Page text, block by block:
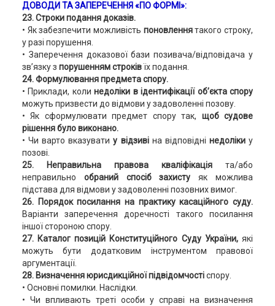
ДОВОДИ ТА ЗАПЕРЕЧЕННЯ «ПО ФОРМІ»:
23. Строки подання доказів.
• Як забезпечити можливість поновленнятакого строку,
у разі порушення.
• Заперечення доказової бази позивача/відповідача у
зв’язку з порушенням строківїх подання.
24. Формулювання предмета спору.
• Приклади, колинедоліки в ідентифікації об’єкта спору
можуть призвести до відмови у задоволенні позову.
• Як сформулювати предмет спору так, щоб судове
рішення було виконано.
• Чи варто вказуватиу відзиві на відповідні недолікиу
позові.
25. Неправильна правова кваліфікаціята/або
неправильно обраний спосіб захистуяк можлива
підстава для відмови у задоволенні позовних вимог.
26. Порядок посилання на практику касаційного суду.
Варіанти заперечення доречності такого посилання
іншої стороною спору.
27. Каталог позицій Конституційного Суду України,які
можуть бути додатковим інструментом правової
аргументації.
28. Визначення юрисдикційної підвідомчостіспору.
• Основні помилки. Наслідки.
• Чи впливають треті особи у справі на визначення